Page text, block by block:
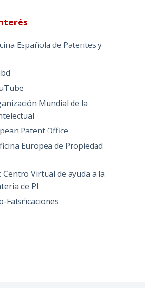
Española de Patentes y
Mundial de la
Patent Office
Europea de Propiedad
Centro Virtual de ayuda a la
de PI
Falsificaciones